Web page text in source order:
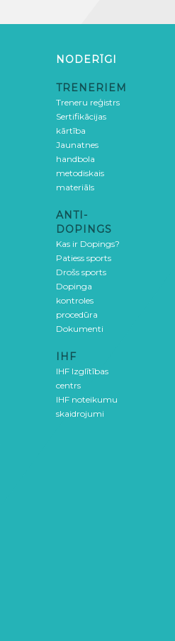
NODERĪGI
TRENERIEM
Treneru reģistrs
Sertifikācijas
kārtība
Jaunatnes
handbola
metodiskais
materiāls
ANTI-
DOPINGS
Kas ir Dopings?
Patiess sports
Drošs sports
Dopinga
kontroles
procedūra
Dokumenti
IHF
IHF Izglītības
centrs
IHF noteikumu
skaidrojumi